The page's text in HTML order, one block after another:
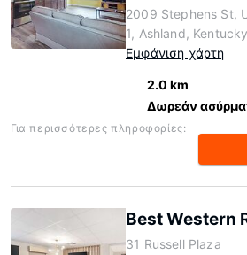
2009 Stephens St,
1, Ashland,
Εμφάνιση χάρτη
2.0 km
Δωρεάν
Για περισσότερες πληροφορίες:
Best Western
31 Russell Plaza